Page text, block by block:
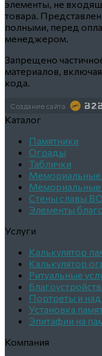
элементы, не
товара.
полными, перед
менеджером.
Запрещено
материалов,
кода.
Создание сайта
Каталог
Памятники
Ограды
Таблички
Мемориальные
Мемориальные
Стены славы
Элементы
Услуги
Калькулятор
Калькулятор
Ритуальные
Портреты и
Установка
Эпитафии на
Компания